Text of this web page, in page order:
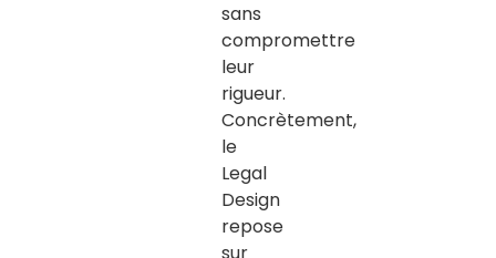
sans
compromettre
leur
rigueur.
Concrètement,
le
Legal
Design
repose